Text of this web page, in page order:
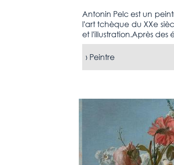
Antonin Pelc est un
l'art tchèque du XXe
et l'illustration.Après
› Peintre